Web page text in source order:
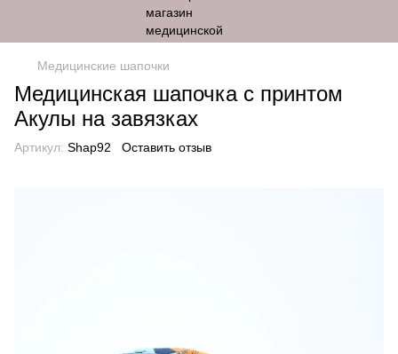
Медицинские шапочки
Медицинская шапочка с принтом
Акулы на завязках
Артикул: Shap92 Оставить отзыв